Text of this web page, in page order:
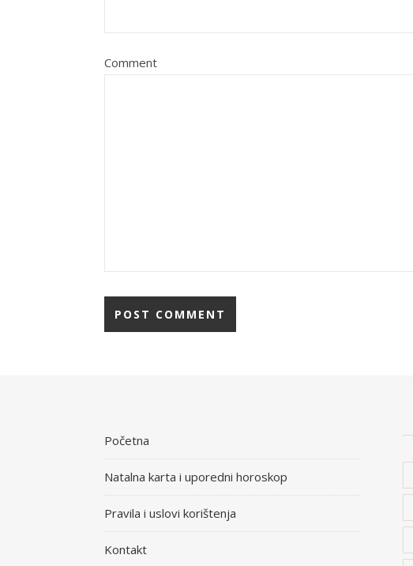
Comment
Početna
Natalna karta i uporedni horoskop
Pravila i uslovi korištenja
Kontakt